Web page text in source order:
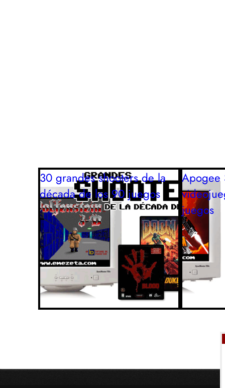
30 grandes shooters de la
década de los 90 juegos
Apogee
juegos